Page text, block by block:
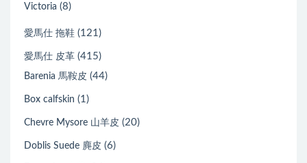
Victoria (8)
愛馬仕 拖鞋 (121)
愛馬仕 皮革 (415)
Barenia 馬鞍皮 (44)
Box calfskin (1)
Chevre Mysore 山羊皮 (20)
Doblis Suede 麂皮 (6)